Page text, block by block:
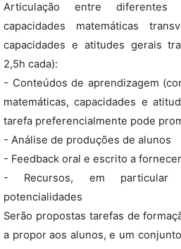
Articulação entre diferentes
capacidades matemáticas
capacidades e atitudes gerais
2,5h cada):
- Conteúdos de aprendizagem
matemáticas, capacidades e
tarefa preferencialmente pode
- Análise de produções de alunos
- Feedback oral e escrito a
- Recursos, em particular
potencialidades
Serão propostas tarefas de
a propor aos alunos, e um